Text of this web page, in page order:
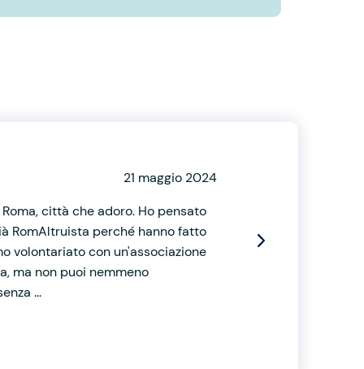
21 maggio 2024
città che adoro. Ho pensato
RomAltruista perché hanno fatto
volontariato con un'associazione
ma non puoi nemmeno
...